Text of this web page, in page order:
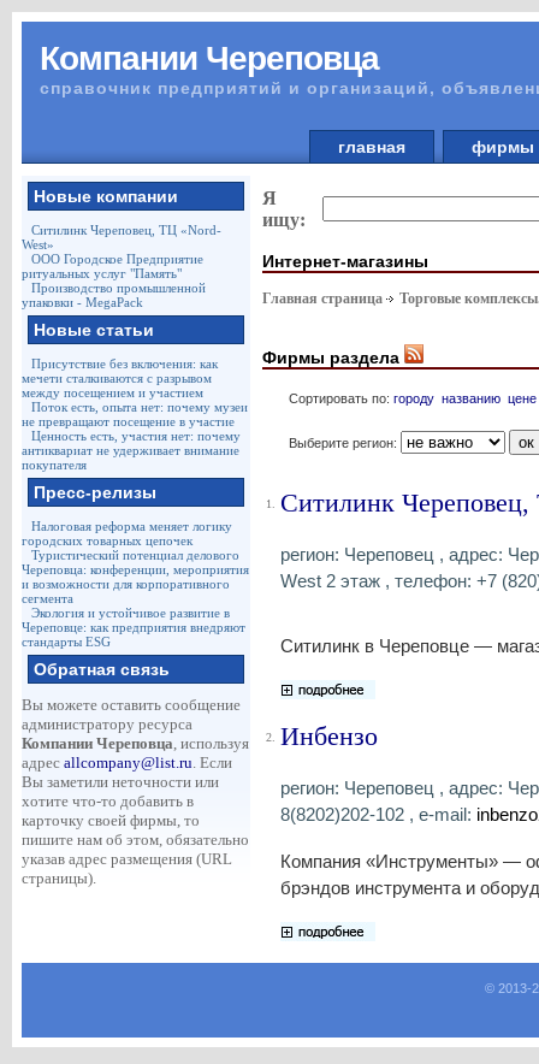
Компании Череповца
справочник предприятий и организаций,
главная
Новые компании
Ситилинк Череповец, ТЦ «Nord-
West»
ООО Городское Предприятие
ритуальных услуг "Память"
Производство промышленной
упаковки - MegaPack
Новые статьи
Присутствие без включения: как
мечети сталкиваются с разрывом
между посещением и участием
Поток есть, опыта нет: почему музеи
не превращают посещение в участие
Ценность есть, участия нет: почему
антиквариат не удерживает внимание
покупателя
Пресс-релизы
Налоговая реформа меняет логику
городских товарных цепочек
Туристический потенциал делового
Череповца: конференции, мероприятия
и возможности для корпоративного
сегмента
Экология и устойчивое развитие в
Череповце: как предприятия внедряют
стандарты ESG
Обратная связь
Вы можете оставить сообщение
администратору ресурса
Компании Череповца, используя
адрес allcompany@list.ru. Если
Вы заметили неточности или
хотите что-то добавить в
карточку своей фирмы, то
пишите нам об этом, обязательно
указав адрес размещения (URL
страницы).
Я
ищу:
Интернет-магазины
Главная страница Торговые
Фирмы раздела
Сортировать по: городу названию цене
Выберите регион:
1. Ситилинк
регион: Череповец , адрес:
West 2 этаж , телефон: +7
Ситилинк в Череповце —
2. Инбензо
регион: Череповец , адрес:
8(8202)202-102 , e-mail:
Компания «Инструменты» —
брэндов инструмента и
© 2013-